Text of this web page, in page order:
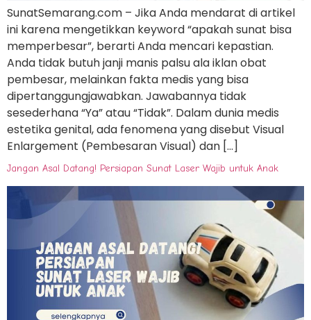
SunatSemarang.com – Jika Anda mendarat di artikel
ini karena mengetikkan keyword “apakah sunat bisa
memperbesar”, berarti Anda mencari kepastian.
Anda tidak butuh janji manis palsu ala iklan obat
pembesar, melainkan fakta medis yang bisa
dipertanggungjawabkan. Jawabannya tidak
sesederhana “Ya” atau “Tidak”. Dalam dunia medis
estetika genital, ada fenomena yang disebut Visual
Enlargement (Pembesaran Visual) dan […]
Jangan Asal Datang! Persiapan Sunat Laser Wajib untuk Anak